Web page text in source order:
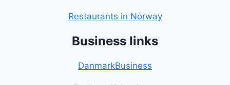
Restaurants in Norway
Business links
DanmarkBusiness